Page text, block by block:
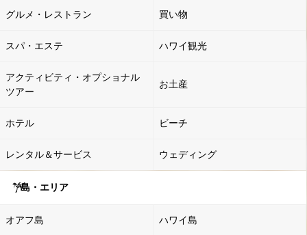
グルメ・レストラン 買い物
スパ・エステ ハワイ観光
アクティビティ・オプショナル
ツアー
お土産
ホテル ビーチ
レンタル＆サービス ウェディング
島・エリア
オアフ島 ハワイ島